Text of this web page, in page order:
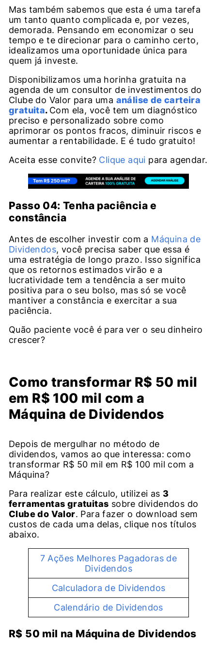
Mas também sabemos que esta é uma tarefa
um tanto quanto complicada e, por vezes,
demorada. Pensando em economizar o seu
tempo e te direcionar para o caminho certo,
idealizamos uma oportunidade única para
quem já investe.
Disponibilizamos uma horinha gratuita na
agenda de um consultor de investimentos do
Clube do Valor para uma análise de carteira
gratuita. Com ela, você tem um diagnóstico
preciso e personalizado sobre como
aprimorar os pontos fracos, diminuir riscos e
aumentar a rentabilidade. E é tudo gratuito!
Aceita esse convite? Clique aqui para agendar.
Passo 04: Tenha paciência e
constância
Antes de escolher investir com a Máquina de
Dividendos, você precisa saber que essa é
uma estratégia de longo prazo. Isso significa
que os retornos estimados virão e a
lucratividade tem a tendência a ser muito
positiva para o seu bolso, mas só se você
mantiver a constância e exercitar a sua
paciência.
Quão paciente você é para ver o seu dinheiro
crescer?
Como transformar R$ 50 mil
em R$ 100 mil com a
Máquina de Dividendos
Depois de mergulhar no método de
dividendos, vamos ao que interessa: como
transformar R$ 50 mil em R$ 100 mil com a
Máquina?
Para realizar este cálculo, utilizei as 3
ferramentas gratuitas sobre dividendos do
Clube do Valor. Para fazer o download sem
custos de cada uma delas, clique nos títulos
abaixo.
7 Ações Melhores Pagadoras de
Dividendos
Calculadora de Dividendos
Calendário de Dividendos
R$ 50 mil na Máquina de Dividendos